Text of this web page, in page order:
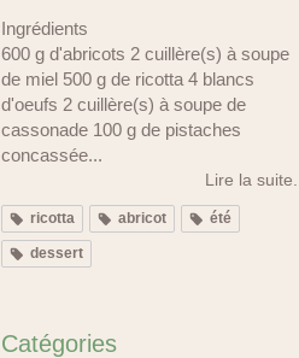
Ingrédients
600 g d'abricots 2 cuillère(s) à soupe
de miel 500 g de ricotta 4 blancs
d'oeufs 2 cuillère(s) à soupe de
cassonade 100 g de pistaches
concassée...
Lire la suite...
ricotta abricot été
dessert
Catégories